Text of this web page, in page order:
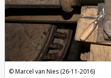
Marcel van Nies (26-11-2016)